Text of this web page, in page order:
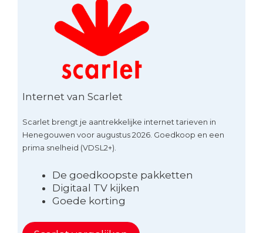
Internet van Scarlet
Scarlet brengt je aantrekkelijke internet tarieven in
Henegouwen voor augustus 2026. Goedkoop en een
prima snelheid (VDSL2+).
De goedkoopste pakketten
Digitaal TV kijken
Goede korting